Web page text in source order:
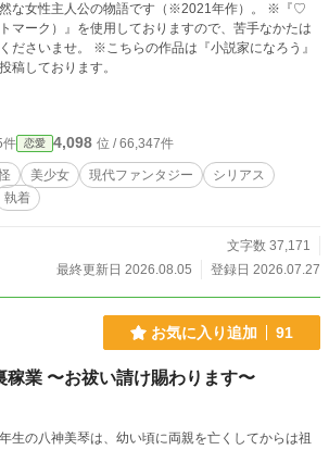
な女性主人公の物語です（※2021年作）。 ※『♡
トマーク）』を使用しておりますので、苦手なかたは
ださいませ。 ※こちらの作品は『小説家になろう』
稿しております。
件 恋愛 4,098 位 / 66,347件
美少女 現代ファンタジー
シリアス
執着
文字数 37,171
最終更新日 2026.08.05
登録日 2026.07.27
お気に入り追加 91
稼業 〜お祓い請け賜わります〜
生の八神美琴は、幼い頃に両親を亡くしてからは祖